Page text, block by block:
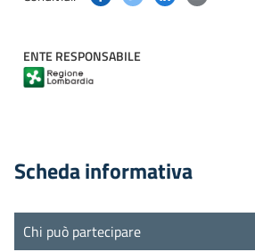
ENTE RESPONSABILE
Scheda informativa
Chi può partecipare